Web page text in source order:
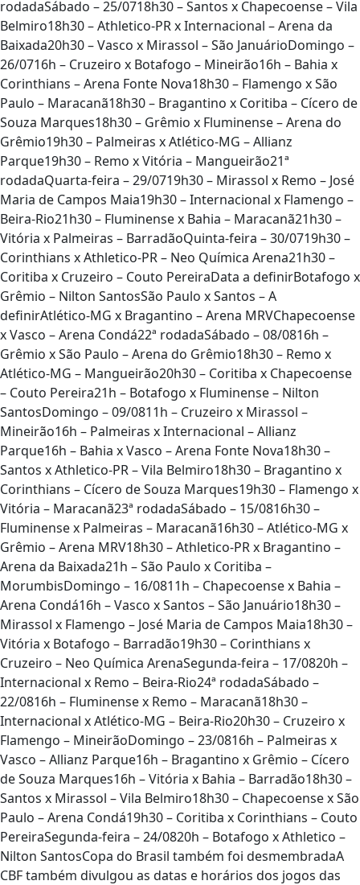
rodadaSábado – 25/0718h30 – Santos x Chapecoense – Vila
Belmiro18h30 – Athletico-PR x Internacional – Arena da
Baixada20h30 – Vasco x Mirassol – São JanuárioDomingo –
26/0716h – Cruzeiro x Botafogo – Mineirão16h – Bahia x
Corinthians – Arena Fonte Nova18h30 – Flamengo x São
Paulo – Maracanã18h30 – Bragantino x Coritiba – Cícero de
Souza Marques18h30 – Grêmio x Fluminense – Arena do
Grêmio19h30 – Palmeiras x Atlético-MG – Allianz
Parque19h30 – Remo x Vitória – Mangueirão21ª
rodadaQuarta-feira – 29/0719h30 – Mirassol x Remo – José
Maria de Campos Maia19h30 – Internacional x Flamengo –
Beira-Rio21h30 – Fluminense x Bahia – Maracanã21h30 –
Vitória x Palmeiras – BarradãoQuinta-feira – 30/0719h30 –
Corinthians x Athletico-PR – Neo Química Arena21h30 –
Coritiba x Cruzeiro – Couto PereiraData a definirBotafogo x
Grêmio – Nilton SantosSão Paulo x Santos – A
definirAtlético-MG x Bragantino – Arena MRVChapecoense
x Vasco – Arena Condá22ª rodadaSábado – 08/0816h –
Grêmio x São Paulo – Arena do Grêmio18h30 – Remo x
Atlético-MG – Mangueirão20h30 – Coritiba x Chapecoense
– Couto Pereira21h – Botafogo x Fluminense – Nilton
SantosDomingo – 09/0811h – Cruzeiro x Mirassol –
Mineirão16h – Palmeiras x Internacional – Allianz
Parque16h – Bahia x Vasco – Arena Fonte Nova18h30 –
Santos x Athletico-PR – Vila Belmiro18h30 – Bragantino x
Corinthians – Cícero de Souza Marques19h30 – Flamengo x
Vitória – Maracanã23ª rodadaSábado – 15/0816h30 –
Fluminense x Palmeiras – Maracanã16h30 – Atlético-MG x
Grêmio – Arena MRV18h30 – Athletico-PR x Bragantino –
Arena da Baixada21h – São Paulo x Coritiba –
MorumbisDomingo – 16/0811h – Chapecoense x Bahia –
Arena Condá16h – Vasco x Santos – São Januário18h30 –
Mirassol x Flamengo – José Maria de Campos Maia18h30 –
Vitória x Botafogo – Barradão19h30 – Corinthians x
Cruzeiro – Neo Química ArenaSegunda-feira – 17/0820h –
Internacional x Remo – Beira-Rio24ª rodadaSábado –
22/0816h – Fluminense x Remo – Maracanã18h30 –
Internacional x Atlético-MG – Beira-Rio20h30 – Cruzeiro x
Flamengo – MineirãoDomingo – 23/0816h – Palmeiras x
Vasco – Allianz Parque16h – Bragantino x Grêmio – Cícero
de Souza Marques16h – Vitória x Bahia – Barradão18h30 –
Santos x Mirassol – Vila Belmiro18h30 – Chapecoense x São
Paulo – Arena Condá19h30 – Coritiba x Corinthians – Couto
PereiraSegunda-feira – 24/0820h – Botafogo x Athletico –
Nilton SantosCopa do Brasil também foi desmembradaA
CBF também divulgou as datas e horários dos jogos das